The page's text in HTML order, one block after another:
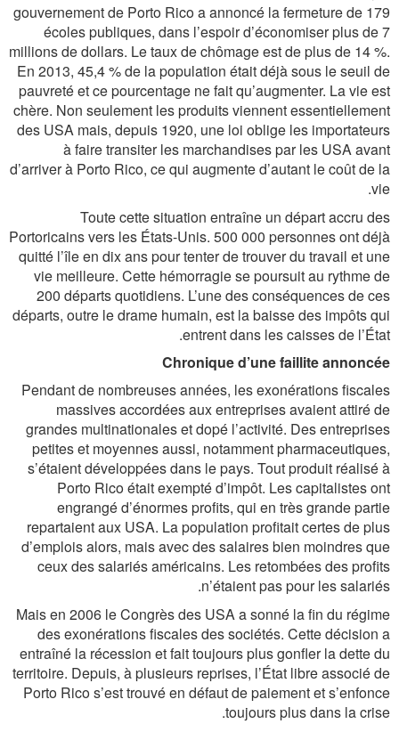
gouvernement de Porto Rico a annoncé la fermeture de 179
écoles publiques, dans l’espoir d’économiser plus de 7
millions de dollars. Le taux de chômage est de plus de 14 %.
En 2013, 45,4 % de la population était déjà sous le seuil de
pauvreté et ce pourcentage ne fait qu’augmenter. La vie est
chère. Non seulement les produits viennent essentiellement
des USA mais, depuis 1920, une loi oblige les importateurs
à faire transiter les marchandises par les USA avant
d’arriver à Porto Rico, ce qui augmente d’autant le coût de la
vie.
Toute cette situation entraîne un départ accru des
Portoricains vers les États-Unis. 500 000 personnes ont déjà
quitté l’île en dix ans pour tenter de trouver du travail et une
vie meilleure. Cette hémorragie se poursuit au rythme de
200 départs quotidiens. L’une des conséquences de ces
départs, outre le drame humain, est la baisse des impôts qui
entrent dans les caisses de l’État.
Chronique d’une faillite annoncée
Pendant de nombreuses années, les exonérations fiscales
massives accordées aux entreprises avaient attiré de
grandes multinationales et dopé l’activité. Des entreprises
petites et moyennes aussi, notamment pharmaceutiques,
s’étaient développées dans le pays. Tout produit réalisé à
Porto Rico était exempté d’impôt. Les capitalistes ont
engrangé d’énormes profits, qui en très grande partie
repartaient aux USA. La population profitait certes de plus
d’emplois alors, mais avec des salaires bien moindres que
ceux des salariés américains. Les retombées des profits
n’étaient pas pour les salariés.
Mais en 2006 le Congrès des USA a sonné la fin du régime
des exonérations fiscales des sociétés. Cette décision a
entraîné la récession et fait toujours plus gonfler la dette du
territoire. Depuis, à plusieurs reprises, l’État libre associé de
Porto Rico s’est trouvé en défaut de paiement et s’enfonce
toujours plus dans la crise.